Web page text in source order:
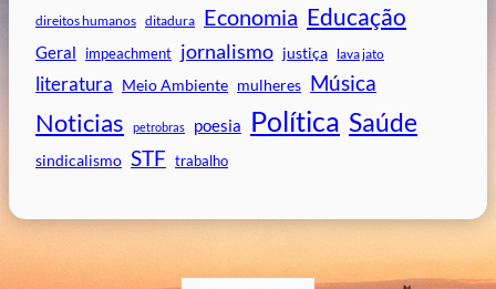
direitos humanos ditadura Economia Educação
Geral impeachment jornalismo justiça lava jato
literatura Meio Ambiente mulheres Música
Noticias petrobras poesia Política Saúde
sindicalismo STF trabalho